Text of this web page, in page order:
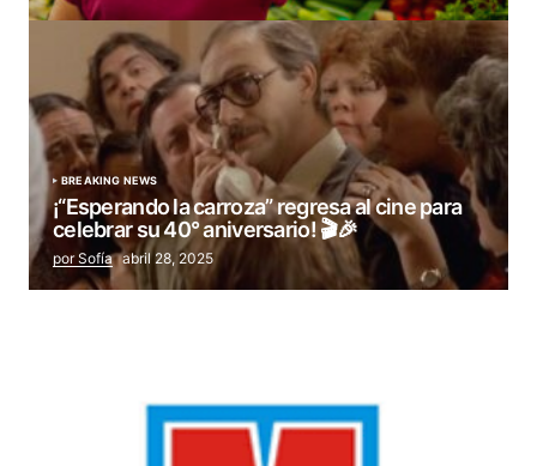
BREAKING NEWS
¡“Esperando la carroza” regresa al cine para
celebrar su 40° aniversario! 🎬🎉
por Sofía abril 28, 2025